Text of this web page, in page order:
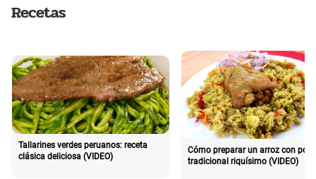
Recetas
Tallarines verdes peruanos: receta
clásica deliciosa (VIDEO)
Cómo preparar un arroz con pollo
tradicional riquísimo (VIDEO)